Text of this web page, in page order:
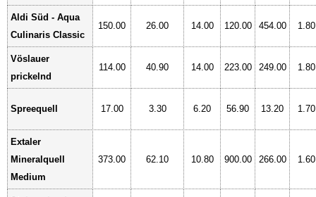
Aldi Süd - Aqua
Culinaris Classic
150.00 26.00 14.00 120.00 454.00 1.80
Vöslauer
prickelnd
114.00 40.90 14.00 223.00 249.00 1.80
Spreequell 17.00 3.30 6.20 56.90 13.20 1.70
Extaler
Mineralquell
Medium
373.00 62.10 10.80 900.00 266.00 1.60